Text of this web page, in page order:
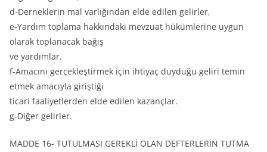
d-Derneklerin mal varlığından elde edilen gelirler,
e-Yardım toplama hakkındaki mevzuat hükümlerine uygun
olarak toplanacak bağış
ve yardımlar.
f-Amacını gerçekleştirmek için ihtiyaç duyduğu geliri temin
etmek amacıyla giriştiği
ticari faaliyetlerden elde edilen kazançlar.
g-Diğer gelirler.
MADDE 16- TUTULMASI GEREKLİ OLAN DEFTERLERİN TUTMA